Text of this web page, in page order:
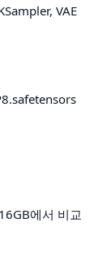
VAE
에서 비교